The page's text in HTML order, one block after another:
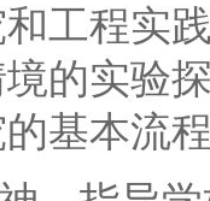
工程实
的实验
基本流